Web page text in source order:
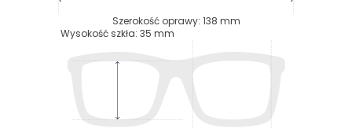
Szerokość oprawy: 138 mm
Wysokość szkła: 35 mm